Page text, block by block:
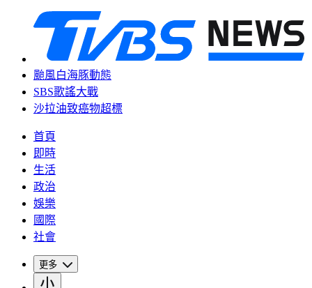
颱風白海豚動態
SBS歌謠大戰
沙拉油致癌物超標
首頁
即時
生活
政治
娛樂
國際
社會
更多